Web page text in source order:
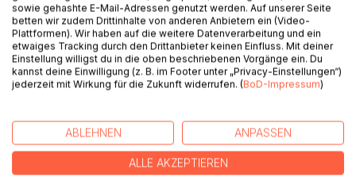
danach, wenn die Erinnerungen Sie heimsuchen?
Begleiten Sie Henry Geller dabei, wie er mithilfe von seiner
Psychotherapeutin Jennifer Cohen versucht, die
Erinnerungen an die Gefangenschaft hinter sich zu lassen
und wieder zurück zu sich selbst zu finden. Immer wieder
Raum nehmen. Sie werden eine Achterbahnfahrt der
Gefühle erleben, die zwischen Hoffnung, Einsamkeit,
sozialer Isolation, Wut, Schmerz, Selbstmitleid,
Aussichtslosigkeit, unmenschlicher Sensationsgier und
sowie gehashte E-Mail-Adressen genutzt werden. Auf unserer Seite
betten wir zudem Drittinhalte von anderen Anbietern ein (Video-
Plattformen). Wir haben auf die weitere Datenverarbeitung und ein
etwaiges Tracking durch den Drittanbieter keinen Einfluss. Mit deiner
Einstellung willigst du in die oben beschriebenen Vorgänge ein. Du
kannst deine Einwilligung (z. B. im Footer unter „Privacy-Einstellungen“)
jederzeit mit Wirkung für die Zukunft widerrufen. (BoD-Impressum)
ABLEHNEN ANPASSEN
ALLE AKZEPTIEREN